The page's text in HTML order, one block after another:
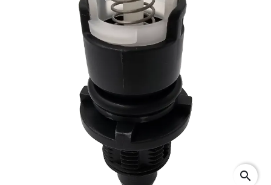
search